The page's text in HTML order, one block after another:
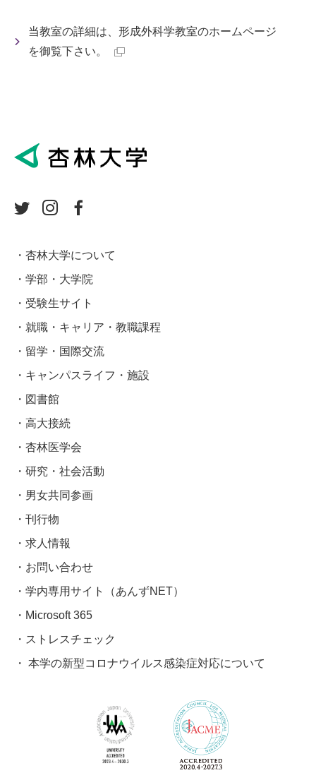
当教室の詳細は、形成外科学教室のホームページ
を御覧下さい。
杏林大学について
学部・大学院
受験生サイト
就職・キャリア・教職課程
留学・国際交流
キャンパスライフ・施設
図書館
高大接続
杏林医学会
研究・社会活動
男女共同参画
刊行物
求人情報
お問い合わせ
学内専用サイト（あんずNET）
Microsoft 365
ストレスチェック
本学の新型コロナウイルス感染症対応について